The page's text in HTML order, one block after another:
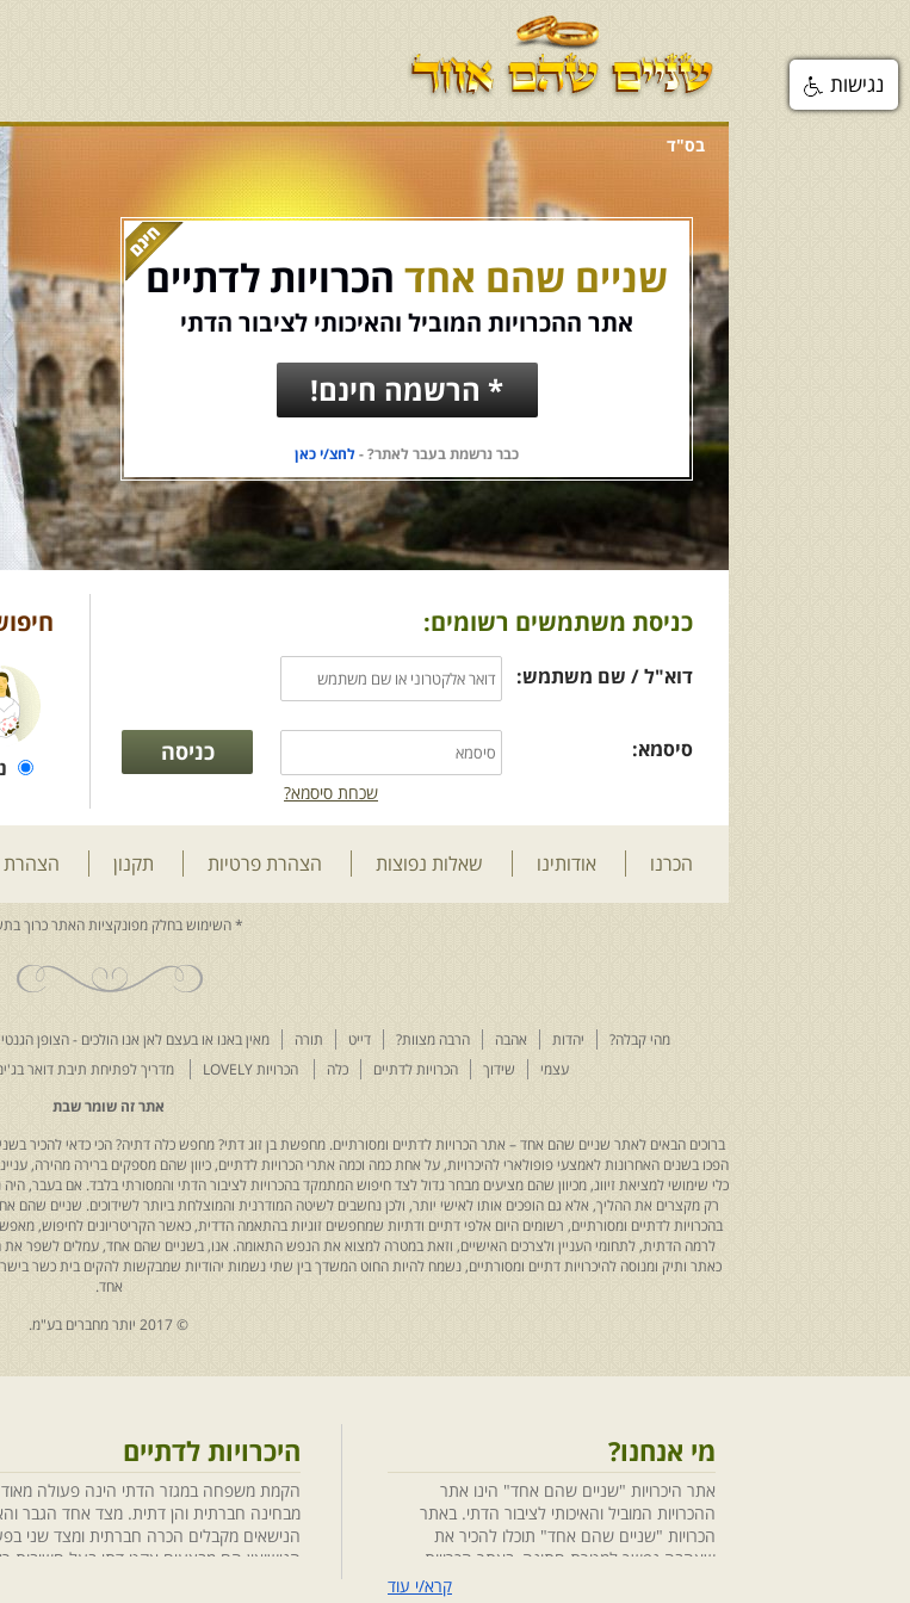
בס"ד
שניים שהם אחד הכרויות לדתיים
אתר ההכרויות המוביל והאיכותי לציבור הדתי
* הרשמה חינם!
כבר נרשמת בעבר לאתר? -לחצ/י כאן
כניסת משתמשים רשומים:
דוא"ל / שם משתמש:
סיסמא:
שכחת סיסמא?
הכרנו אודותינו שאלות נפוצות הצהרת פרטיות תקנון הצהרת
מהי קבלה? יהדות אהבה הרבה מצוות? דייט תורה מאין באנו או בעצם לאן אנו הולכים - הצופן
עצמי
שידוך הכרויות לדתיים כלה הכרויות LOVELY מדריך לפתיחת תיבת דואר
אתר זה שומר שבת
ברוכים הבאים לאתר שניים שהם אחד – אתר הכרויות לדתיים ומסורתיים. מחפשת בן זוג דתי? מחפש כלה דתיה? הכי כדאי להכיר
הפכו בשנים האחרונות לאמצעי פופולארי להיכרויות, על אחת כמה וכמה אתרי הכרויות לדתיים, כיוון שהם מספקים ברירה מהירה,
כלי שימושי למציאת זיווג, מכיוון שהם מציעים מבחר גדול לצד חיפוש המתמקד בהכרויות לציבור הדתי והמסורתי בלבד. אם בעבר,
רק מקצרים את ההליך, אלא גם הופכים אותו לאישי יותר, ולכן נחשבים לשיטה המודרנית והמוצלחת ביותר לשידוכים. שניים
בהכרויות לדתיים ומסורתיים, רשומים היום אלפי דתיים ודתיות שמחפשים זוגיות בהתאמה הדדית, כאשר הקריטריונים לחיפוש,
לרמה הדתית, לתחומי העניין ולצרכים האישיים, וזאת במטרה למצוא את הנפש התאומה. אנו, בשניים שהם אחד, עמלים לשפר את
כאתר ותיק ומנוסה להיכרויות דתיים ומסורתיים, נשמח להיות החוט המשדך בין שתי נשמות יהודיות שמבקשות להקים בית כשר
אחד.
© 2017 יותר מחברים בע"מ.
מי אנחנו?
אתר היכרויות "שניים שהם אחד" הינו אתר
ההכרויות המוביל והאיכותי לציבור הדתי. באתר
הכרויות "שניים שהם אחד" תוכלו להכיר את
שאהבה נפשך למטרת חתונה, באתר הכרויות
"שניים שהם אחד" הושקעו מחשבה ומאמציםקרא/י עוד
היכרויות לדתיים
הקמת משפחה במגזר הדתי הינה פעולה
מבחינה חברתית והן דתית. מצד אחד הגבר
הנישאים מקבלים הכרה חברתית ומצד שני
הנישואין הם מבצעים אקט דתי בעל חשיבות
במעלה. חשוב לציין בהקשר זה שגם
נגישות